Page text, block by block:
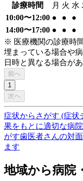
診療時間
月 火 水
10:00〜12:00 ● ● ●
14:00〜17:00 ● ● ●
※ 医療機関の診療時
埋まっている場合や
日時と異なる場合が
前へ
1
次へ
症状からさがす (症状
果をもとに適切な病
がす歯医者さんの対
ます
地域から病院